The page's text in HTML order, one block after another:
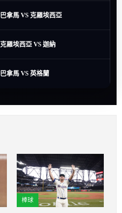
巴拿馬 VS 克羅埃西亞
克羅埃西亞 VS 迦納
巴拿馬 VS 英格蘭
棒球